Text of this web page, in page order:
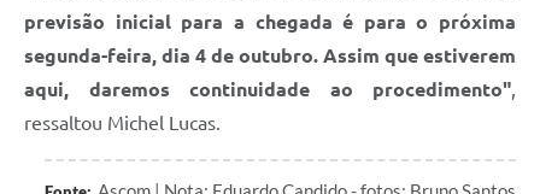
previsão inicial para a chegada é para o próxima
segunda-feira, dia 4 de outubro. Assim que estiverem
aqui, daremos continuidade ao procedimento"
ressaltou Michel Lucas.